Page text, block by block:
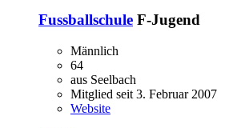
Fussballschule F-Jugend
Männlich
64
aus Seelbach
Mitglied seit 3. Februar 2007
Website